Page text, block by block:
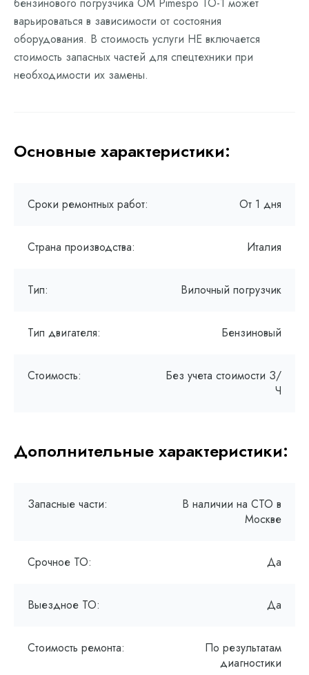
варьироваться в зависимости от состояния
оборудования. В стоимость услуги НЕ включается
стоимость запасных частей для спецтехники при
необходимости их замены.
Основные характеристики:
Сроки ремонтных работ: От 1 дня
Страна производства: Италия
Тип: Вилочный погрузчик
Тип двигателя: Бензиновый
Стоимость:
Без учета стоимости З/
Ч
Дополнительные характеристики:
Запасные части:
В наличии на СТО в
Москве
Срочное ТО: Да
Выездное ТО: Да
Стоимость ремонта:
По результатам
диагностики